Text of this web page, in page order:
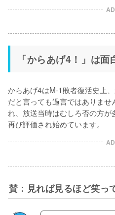
AD
「からあげ4！」は
からあげ4はM-1敗者復活史上
だと言っても過言ではありま
れ、放送当時はむしろ否の方
再び評価され始めています。
AD
賛：見れば見るほど笑っ